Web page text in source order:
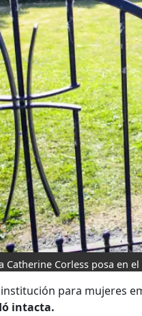
Catherine Corless posa en
para mujeres
intacta.